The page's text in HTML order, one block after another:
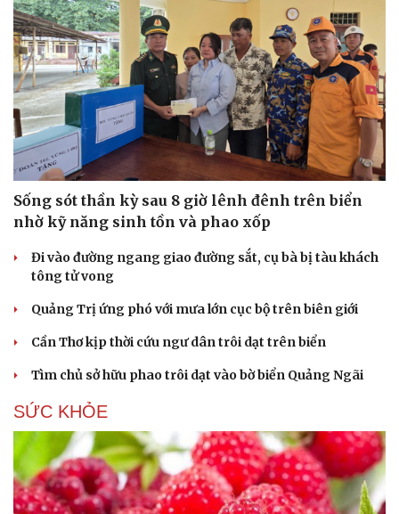
Du lịch
Tư vấn
Săn Tour
check-in
Podcast
Câu chuyện thời sự
Đọc truyện đêm khuya
Cửa sổ tình yêu
Kể chuyện cho bé
Sống sót thần kỳ sau 8 giờ lênh đênh trên biển
nhờ kỹ năng sinh tồn và phao xốp
Đi vào đường ngang giao đường sắt, cụ bà bị tàu khách
tông tử vong
Quảng Trị ứng phó với mưa lớn cục bộ trên biên giới
Cần Thơ kịp thời cứu ngư dân trôi dạt trên biển
Tìm chủ sở hữu phao trôi dạt vào bờ biển Quảng Ngãi
SỨC KHỎE